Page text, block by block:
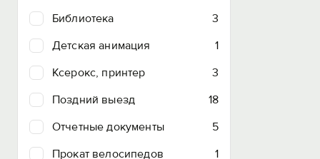
Библиотека
3
Детская анимация
1
Ксерокс, принтер
3
Поздний выезд
18
Отчетные документы
5
Прокат велосипедов
1